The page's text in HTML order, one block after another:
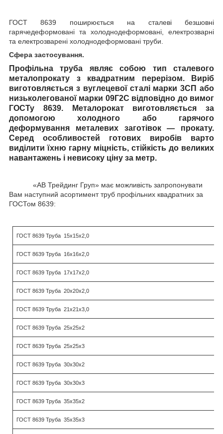
ГОСТ 8639 поширюється на сталеві безшовні
гарячедеформовані та холоднодеформовані, електрозварні
та електрозварені холоднодеформовані труби.
Сфера застосування.
Профільна труба являє собою тип сталевого
металопрокату з квадратним перерізом. Виріб
виготовляється з вуглецевої сталі марки 3СП або
низьколегованої марки 09Г2С відповідно до вимог
ГОСТу 8639. Металорокат виготовляється за
допомогою холодного або гарячого
деформування металевих заготівок — прокату.
Серед особливостей готових виробів варто
виділити їхню гарну міцність, стійкість до великих
навантажень і невисоку ціну за метр.
«АВ Трейдинг Груп» має можливість запропонувати
Вам наступний асортимент труб профільних квадратних за
ГОСТом 8639:
ГОСТ 8639 Труба 15х15х2,0
ГОСТ 8639 Труба 16х16х2,0
ГОСТ 8639 Труба 17х17х2,0
ГОСТ 8639 Труба 20х20х2,0
ГОСТ 8639 Труба 21х21х3,0
ГОСТ 8639 Труба 25х25х2
ГОСТ 8639 Труба 25х25х3
ГОСТ 8639 Труба 30х30х2
ГОСТ 8639 Труба 30х30х3
ГОСТ 8639 Труба 35х35х2
ГОСТ 8639 Труба 35х35х3